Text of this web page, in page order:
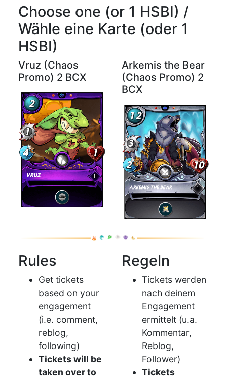
Choose one (or 1 HSBI) /
Wähle eine Karte (oder 1
HSBI)
Vruz (Chaos
Promo) 2 BCX
Arkemis the Bear
(Chaos Promo) 2
BCX
Rules
Get tickets
based on your
engagement
(i.e. comment,
reblog,
following)
Tickets will be
taken over to
Regeln
Tickets werden
nach deinem
Engagement
ermittelt (u.a.
Kommentar,
Reblog,
Follower)
Tickets